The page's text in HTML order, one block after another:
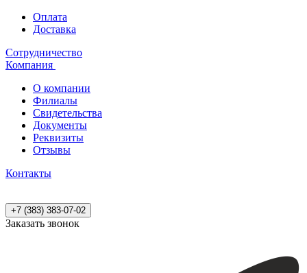
Оплата
Доставка
Сотрудничество
Компания
О компании
Филиалы
Свидетельства
Документы
Реквизиты
Отзывы
Контакты
+7 (383) 383-07-02
Заказать звонок